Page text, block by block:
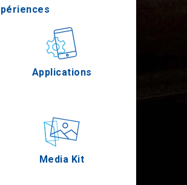
Applications
Media Kit